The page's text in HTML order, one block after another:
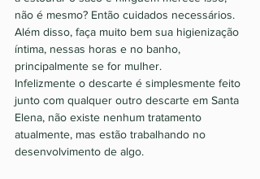
não é mesmo? Então cuidados necessários.
Além disso, faça muito bem sua higienização
íntima, nessas horas e no banho,
principalmente se for mulher.
Infelizmente o descarte é simplesmente feito
junto com qualquer outro descarte em Santa
Elena, não existe nenhum tratamento
atualmente, mas estão trabalhando no
desenvolvimento de algo.